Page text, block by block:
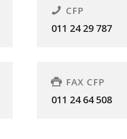
CFP
011 24 29 787
FAX CFP
011 24 64 508